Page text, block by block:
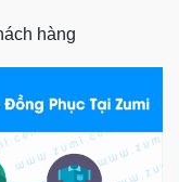
hàng